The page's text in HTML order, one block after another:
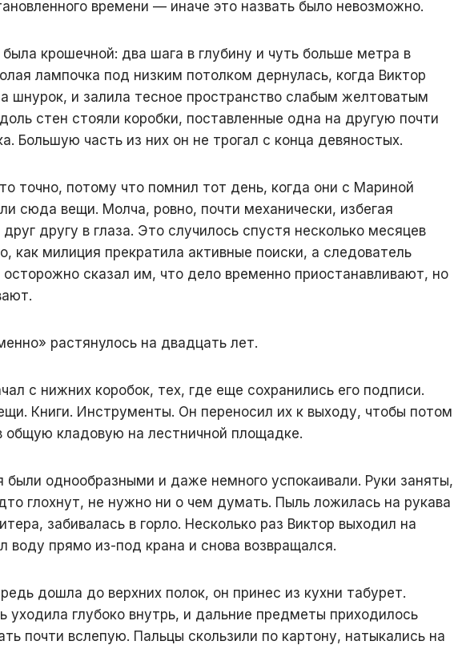
времени — иначе это назвать было невозможно.
была крошечной: два шага в глубину и чуть больше метра в
лампочка под низким потолком дернулась, когда Виктор
шнурок, и залила тесное пространство слабым желтоватым
стен стояли коробки, поставленные одна на другую почти
Большую часть из них он не трогал с конца девяностых.
точно, потому что помнил тот день, когда они с Мариной
сюда вещи. Молча, ровно, почти механически, избегая
другу в глаза. Это случилось спустя несколько месяцев
как милиция прекратила активные поиски, а следователь
осторожно сказал им, что дело временно приостанавливают, но
растянулось на двадцать лет.
с нижних коробок, тех, где еще сохранились его подписи.
Книги. Инструменты. Он переносил их к выходу, чтобы потом
общую кладовую на лестничной площадке.
были однообразными и даже немного успокаивали. Руки заняты,
глохнут, не нужно ни о чем думать. Пыль ложилась на рукава
забивалась в горло. Несколько раз Виктор выходил на
воду прямо из-под крана и снова возвращался.
дошла до верхних полок, он принес из кухни табурет.
уходила глубоко внутрь, и дальние предметы приходилось
почти вслепую. Пальцы скользили по картону, натыкались на